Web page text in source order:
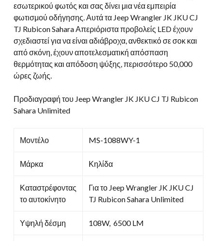
εσωτερικού φωτός και σας δίνει μια νέα εμπειρία
φωτισμού οδήγησης. Αυτά τα Jeep Wrangler JK JKU CJ
TJ Rubicon Sahara Απεριόριστα προβολείς LED έχουν
σχεδιαστεί για να είναι αδιάβροχα, ανθεκτικό σε σοκ και
από σκόνη, έχουν αποτελεσματική απόσπαση
θερμότητας και απόδοση ψύξης, περισσότερο 50,000
ώρες ζωής.
Προδιαγραφή του Jeep Wrangler JK JKU CJ TJ Rubicon
Sahara Unlimited
Μοντέλο MS-1088WY-1
Μάρκα Κηλίδα
Καταστρέφοντας
το αυτοκίνητο
Για το Jeep Wrangler JK JKU CJ
TJ Rubicon Sahara Unlimited
Υψηλή δέσμη 108W, 6500 LM